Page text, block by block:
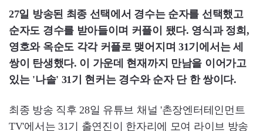
27일 방송된 최종 선택에서 경수는 순자를 선택했고
순자도 경수를 받아들이며 커플이 됐다. 영식과 정희,
영호와 옥순도 각각 커플로 맺어지며 31기에서는 세
쌍이 탄생했다. 이 가운데 현재까지 만남을 이어가고
있는 '나솔' 31기 현커는 경수와 순자 단 한 쌍이다.
최종 방송 직후 28일 유튜브 채널 '촌장엔터테인먼트
TV'에서는 31기 출연진이 한자리에 모여 라이브 방송